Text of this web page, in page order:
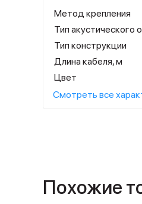
Метод крепления
Тип акустического
Тип конструкции
Длина кабеля, м
Цвет
Смотреть все
Похожие